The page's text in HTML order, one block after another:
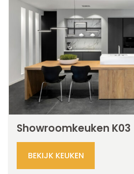
Showroomkeuken K03
BEKIJK KEUKEN